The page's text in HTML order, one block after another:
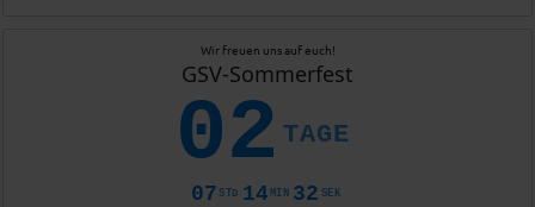
Wir freuen uns auf euch!
GSV-Sommerfest
02 TAGE
07 STD 14 MIN 32 SEK